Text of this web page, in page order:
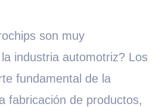
son muy
industria automotriz? Los
fundamental de la
fabricación de productos,